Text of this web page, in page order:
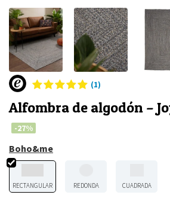
(1)
Alfombra de algodón –
-27%
Boho&me
RECTANGULAR REDONDA CUADRADA